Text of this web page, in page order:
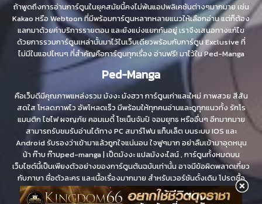
ถ้าพูดถึงการอ่านการ์ตูนในยุคสมัยนี้คงไม่พ้นแอปพลิเคชันต่างๆมากมาย เช่น
Kakao หรือ Webtoon ที่มีพร้อมการ์ตูนหลากหลายแนวให้เลือกอ่าน แต่ก็ต้อง
แลกมาด้วยค่าบริการรายตอน และยังแบ่งแยกกันอยู่ เราจึงเสนอทางแก้ไข
ด้วยการรวมการ์ตูนเหล่านั้นมาไว้ในเว็บเดียวพร้อมกับการ์ตูน Exclusive ที่
ไม่มีในแอปไหนๆ ที่สำคัญคือการ์ตูนทุกเรื่อง อ่านฟรี! มาไว้ใน Ped-Manga
Ped-Manga
คือเว็บดีมีคุณภาพแหล่งรวม มังงะ มังฮวา การ์ตูนเก่าและใหม่ ภาพสวย สีสัน
สดใส โหลดภาพไว อัพโหลดเร็ว มีพร้อมให้ทุกคนอ่านและดูทุกแนวทั้ง รักโร
แมนติก ไซไฟ ผจญภัย คอมเมดี้ โชเน็นจัมป์ จอมยุทธ หรืออื่นๆ อีกมากมาย
สามารถรับชมรับอ่านได้ทาง PC สมาร์โฟน แท็บเล็ต บนระบบ IOS และ
Android รับรองว่าเข้ามาแล้วถูกใจแน่นอน ใจฟูๆมาก อย่าลืมเข้ามาอุดหนุน
น้า ก๊าบ ก๊าบped-manga | เป็ดมังงะ แปลมังงะไลน์ , การ์ตูนทั้งหมดบน
เว็บไซต์นี้เป็นเพียงตัวอย่างของการ์ตูนต้นฉบับเท่านั้น อาจมีข้อผิดพลาดเกี่ยว
กับภาษา ชื่อตัวละคร และเนื้อเรื่องมากมาย สำหรับเวอร์ชันดั้งเดิม โปรดซื้อ
การ์ตูนหากมีให้บริการ